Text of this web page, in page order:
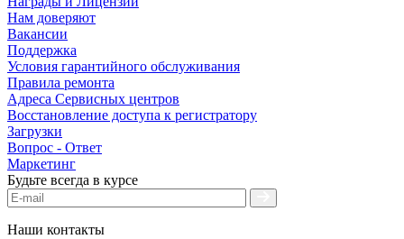
Нам доверяют
Вакансии
Поддержка
Условия гарантийного обслуживания
Правила ремонта
Адреса Сервисных центров
Восстановление доступа к регистратору
Загрузки
Вопрос - Ответ
Маркетинг
Будьте всегда в курсе
Наши контакты